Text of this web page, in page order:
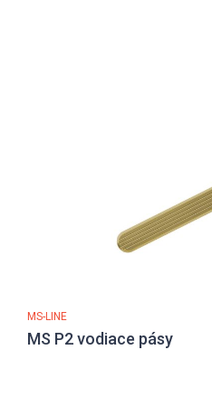
MS-LINE
MS P2 vodiace pásy